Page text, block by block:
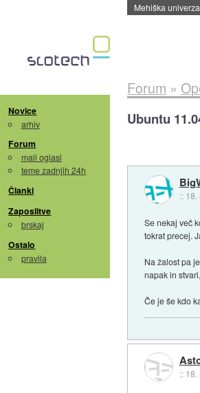
Mehiška
Novice
arhiv
Forum
mali oglasi
teme zadnjih 24h
Članki
Zaposlitve
brskaj
Ostalo
pravila
Forum »
Ubuntu
:: 18.
Se nekaj več
tokrat precej.
Na žalost pa
napak in
Če je še kdo
:: 18.